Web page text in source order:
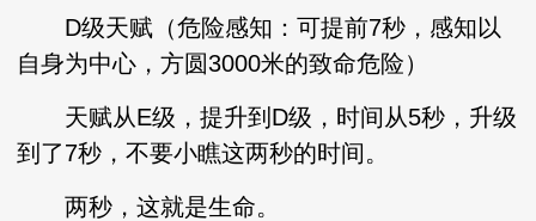
D级天赋（危险感知：可提前7秒，感知以
自身为中心，方圆3000米的致命危险）
天赋从E级，提升到D级，时间从5秒，升级
到了7秒，不要小瞧这两秒的时间。
两秒，这就是生命。